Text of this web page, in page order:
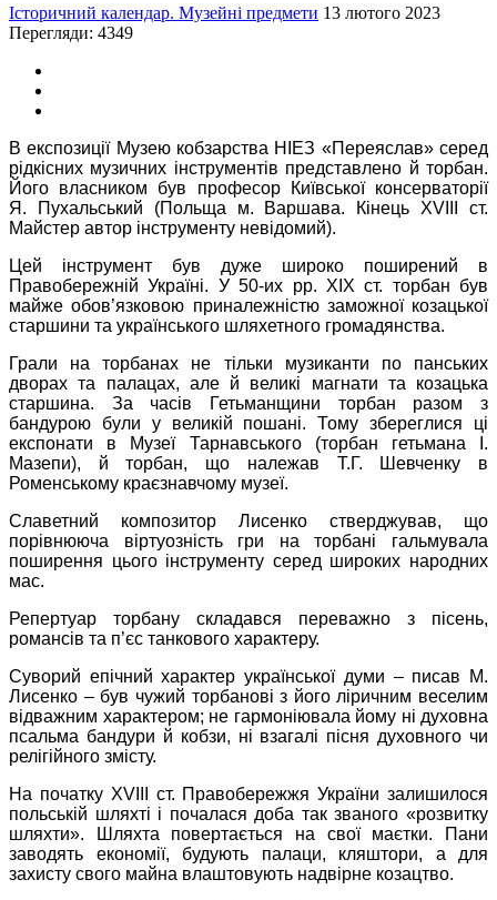
Історичний календар. Музейні предмети 13 лютого 2023
Перегляди: 4349
В експозиції Музею кобзарства НІЕЗ «Переяслав» серед
рідкісних музичних інструментів представлено й торбан.
Його власником був професор Київської консерваторії
Я. Пухальський (Польща м. Варшава. Кінець XVIII ст.
Майстер автор інструменту невідомий).
Цей інструмент був дуже широко поширений в
Правобережній Україні. У 50-их рр. ХІХ ст. торбан був
майже обов’язковою приналежністю заможної козацької
старшини та українського шляхетного громадянства.
Грали на торбанах не тільки музиканти по панських
дворах та палацах, але й великі магнати та козацька
старшина. За часів Гетьманщини торбан разом з
бандурою були у великій пошані. Тому збереглися ці
експонати в Музеї Тарнавського (торбан гетьмана І.
Мазепи), й торбан, що належав Т.Г. Шевченку в
Роменському краєзнавчому музеї.
Славетний композитор Лисенко стверджував, що
порівнююча віртуозність гри на торбані гальмувала
поширення цього інструменту серед широких народних
мас.
Репертуар торбану складався переважно з пісень,
романсів та п’єс танкового характеру.
Суворий епічний характер української думи – писав М.
Лисенко – був чужий торбанові з його ліричним веселим
відважним характером; не гармоніювала йому ні духовна
псальма бандури й кобзи, ні взагалі пісня духовного чи
релігійного змісту.
На початку ХVІІІ ст. Правобережжя України залишилося
польській шляхті і почалася доба так званого «розвитку
шляхти». Шляхта повертається на свої маєтки. Пани
заводять економії, будують палаци, кляштори, а для
захисту свого майна влаштовують надвірне козацтво.